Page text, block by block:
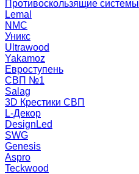
Противоскользящие системы
Lemal
NMC
Уникс
Ultrawood
Yakamoz
Евроступень
СВП №1
Salag
3D Крестики СВП
L-Декор
DesignLed
SWG
Genesis
Aspro
Teckwood